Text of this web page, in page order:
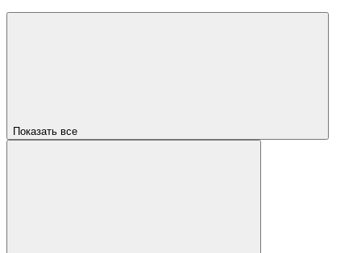
Показать все